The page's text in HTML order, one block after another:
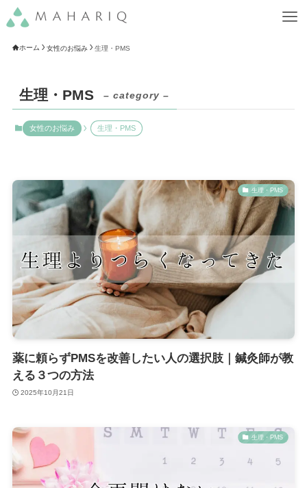
ホーム 女性のお悩み 生理・PMS
生理・PMS – category –
女性のお悩み 生理・PMS
生理・PMS
薬に頼らずPMSを改善したい人の選択肢｜鍼灸師が教
える３つの方法
2025年10月21日
生理・PMS